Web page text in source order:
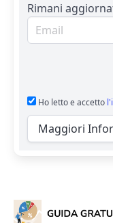
Rimani
Email per
Ho letto e accetto
Maggiori